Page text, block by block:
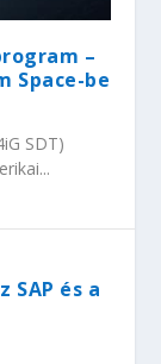
–
Space-be
SDT)
és a